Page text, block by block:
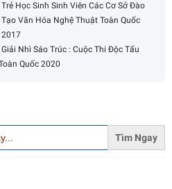
Trẻ Học Sinh Sinh Viên Các Cơ Sở Đào
Tạo Văn Hóa Nghệ Thuật Toàn Quốc
2017
Giải Nhì Sáo Trúc : Cuộc Thi Độc Tấu
Quốc 2020